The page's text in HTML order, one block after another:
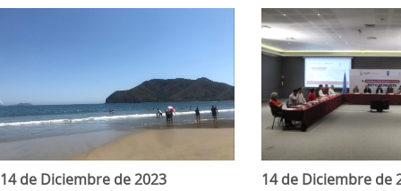
14 de Diciembre de 2023 14 de Diciembre de